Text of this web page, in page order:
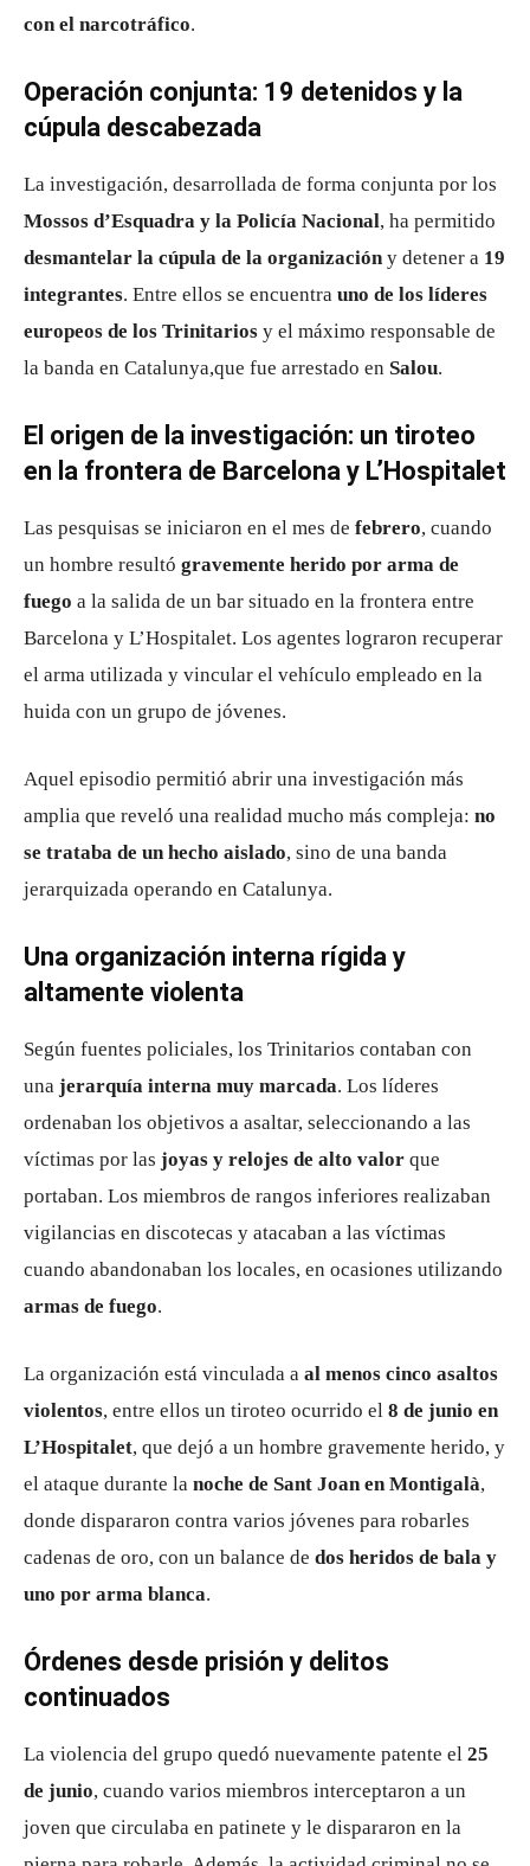
con el narcotráfico.
Operación conjunta: 19 detenidos y la
cúpula descabezada
La investigación, desarrollada de forma conjunta por los
Mossos d’Esquadra y la Policía Nacional, ha permitido
desmantelar la cúpula de la organizacióny detener a 19
integrantes. Entre ellos se encuentra uno de los líderes
europeos de los Trinitarios y el máximo responsable de
la banda en Catalunya,que fue arrestado en Salou.
El origen de la investigación: un tiroteo
en la frontera de Barcelona y L’Hospitalet
Las pesquisas se iniciaron en el mes de febrero, cuando
un hombre resultó gravemente herido por arma de
fuego a la salida de un bar situado en la frontera entre
Barcelona y L’Hospitalet. Los agentes lograron recuperar
el arma utilizada y vincular el vehículo empleado en la
huida con un grupo de jóvenes.
Aquel episodio permitió abrir una investigación más
amplia que reveló una realidad mucho más compleja: no
se trataba de un hecho aislado, sino de una banda
jerarquizada operando en Catalunya.
Una organización interna rígida y
altamente violenta
Según fuentes policiales, los Trinitarios contaban con
una jerarquía interna muy marcada. Los líderes
ordenaban los objetivos a asaltar, seleccionando a las
víctimas por las joyas y relojes de alto valor que
portaban. Los miembros de rangos inferiores realizaban
vigilancias en discotecas y atacaban a las víctimas
cuando abandonaban los locales, en ocasiones utilizando
armas de fuego.
La organización está vinculada a al menos cinco asaltos
violentos, entre ellos un tiroteo ocurrido el 8 de junio en
L’Hospitalet, que dejó a un hombre gravemente herido, y
el ataque durante la noche de Sant Joan en Montigalà,
donde dispararon contra varios jóvenes para robarles
cadenas de oro, con un balance de dos heridos de bala y
uno por arma blanca.
Órdenes desde prisión y delitos
continuados
La violencia del grupo quedó nuevamente patente el 25
de junio, cuando varios miembros interceptaron a un
joven que circulaba en patinete y le dispararon en la